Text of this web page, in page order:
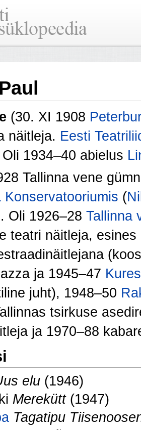
(30. XI 1908
näitleja. Eesti
1934–40 abielus
Tallinna vene
Konservatooriumis (
Oli 1926–28 Tallinna
teatri näitleja,
ja 1945–47
juht), 1948–50
tsirkuse
ja 1970–88
elu (1946)
Merekütt(1947)
Tagatipu